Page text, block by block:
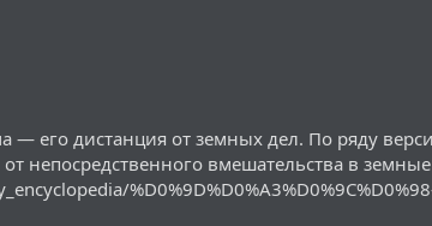
— его дистанция от земных дел. По ряду
непосредственного вмешательства в